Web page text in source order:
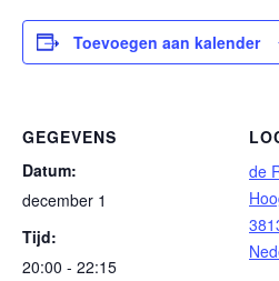
Toevoegen aan kalender
GEGEVENS
Datum:
december 1
Tijd:
20:00 - 22:15
de